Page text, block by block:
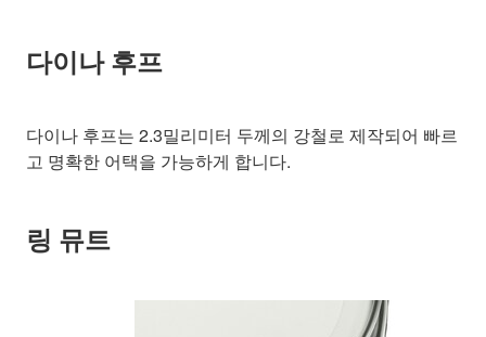
다이나 후프
다이나 후프는 2.3밀리미터 두께의 강철로 제작되어 빠르
고 명확한 어택을 가능하게 합니다.
링 뮤트